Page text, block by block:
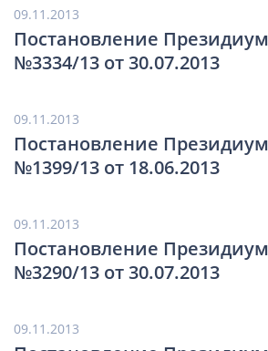
09.11.2013
Постановление
№3334/13 от 30.07.2013
09.11.2013
Постановление
№1399/13 от 18.06.2013
09.11.2013
Постановление
№3290/13 от 30.07.2013
09.11.2013